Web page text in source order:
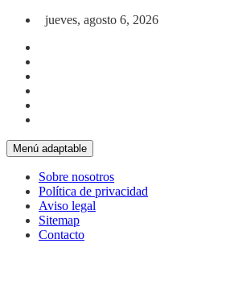
Saltar al contenido
jueves, agosto 6, 2026
Menú adaptable
Sobre nosotros
Política de privacidad
Aviso legal
Sitemap
Contacto